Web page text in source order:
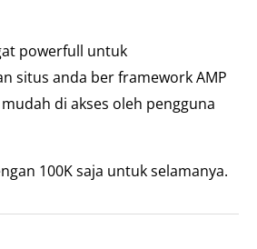
powerfull untuk
situs anda ber framework AMP
di akses oleh pengguna
100K saja untuk selamanya.